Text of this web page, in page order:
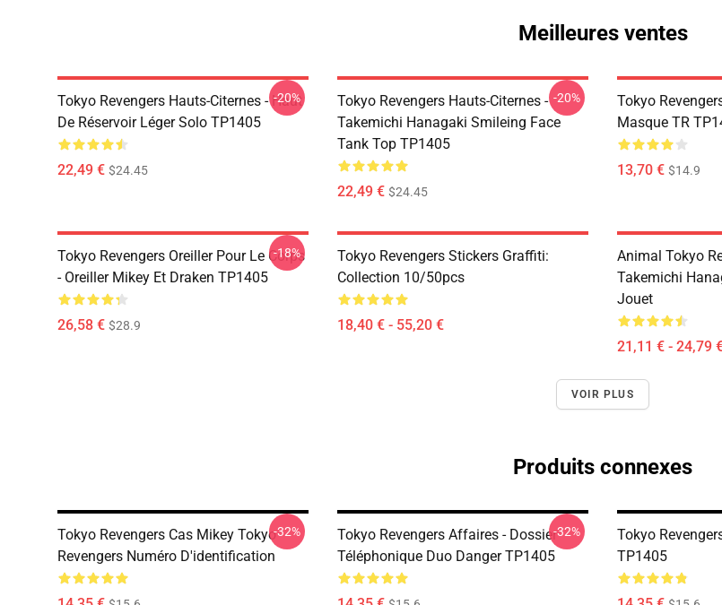
Meilleures ventes
Tokyo Revengers Hauts-Citernes - Haut
De Réservoir Léger Solo TP1405
22,49 € $24.45
-20%
Tokyo Revengers Hauts-Citernes -
Takemichi Hanagaki Smileing Face
Tank Top TP1405
22,49 € $24.45
-20%
Tokyo
Masque TR
13,70 € $14.9
Tokyo Revengers Oreiller Pour Le Corps
- Oreiller Mikey Et Draken TP1405
26,58 € $28.9
-18%
Tokyo Revengers Stickers Graffiti:
Collection 10/50pcs
18,40 € - 55,20 €
Animal Tokyo
Takemichi
Jouet
21,11 € - 24,79
VOIR PLUS
Produits connexes
Tokyo Revengers Cas Mikey Tokyo
Revengers Numéro D'identification
-32%
Tokyo Revengers Affaires - Dossier
Téléphonique Duo Danger TP1405
-32%
Tokyo
TP1405